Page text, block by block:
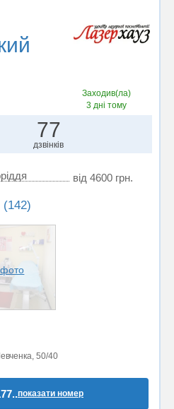
Заходив(ла)
3 дні тому
77
дзвінків
від 4600 грн.
(142)
50/40
показати номер